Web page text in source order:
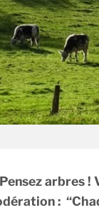
arbres
: